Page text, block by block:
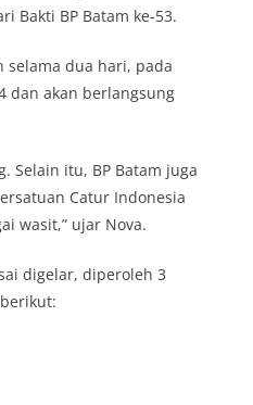
Bakti BP Batam ke-53.
selama dua hari, pada
dan akan berlangsung
Selain itu, BP Batam juga
Catur Indonesia
wasit,” ujar Nova.
digelar, diperoleh 3